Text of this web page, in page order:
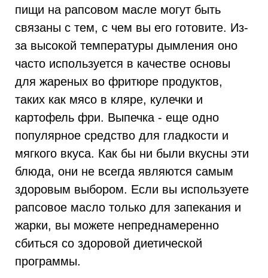
пищи на рапсовом масле могут быть
связаны с тем, с чем вы его готовите. Из-
за высокой температуры дымления оно
часто используется в качестве основы
для жареных во фритюре продуктов,
таких как мясо в кляре, кулечки и
картофель фри. Выпечка - еще одно
популярное средство для гладкости и
мягкого вкуса. Как бы ни были вкусны эти
блюда, они не всегда являются самым
здоровым выбором. Если вы используете
рапсовое масло только для запекания и
жарки, вы можете непреднамеренно
сбиться со здоровой диетической
программы.